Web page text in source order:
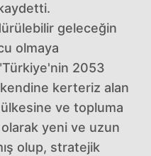
geleceğin
olmaya
"Türkiye'nin 2053
kerteriz alan
ve topluma
olarak yeni ve uzun
olup, stratejik